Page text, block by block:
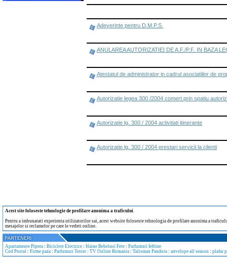
Adeverinte pentru D.M.P.S.
ANULAREA AUTORIZATIEI DE A.F./P.F. IN BAZA
Atestatul de administrator in cadrul asociatiilor de
Autorizatie legea 300 /2004 comert prin spatiu
Autorizatie lg. 300 / 2004 activitati itinerante
Autorizatie lg. 300 / 2004 prestari servicii la clienti
Acest site foloseste tehnologie de profilare anonima a traficului.
Pentru a imbunatati experienta utilizatorilor sai, acest website foloseste tehnologia de profilare anonima a
mesajelor si reclamelor pe care le vedeti online.
Apartamente Pipera : Biciclete Electrice : Haine Bebelusi Fete : Parfumuri Ieftine
Cod Postal : Firme paza : Parfumuri Tester : TV Online Romania : Talisman Pandora : anvelope all season : plafar